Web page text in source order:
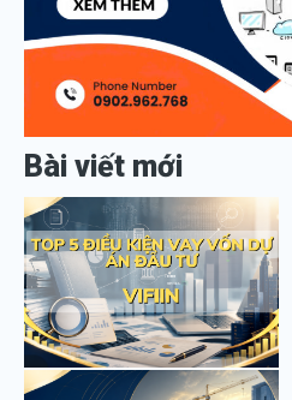
Bài viết mới